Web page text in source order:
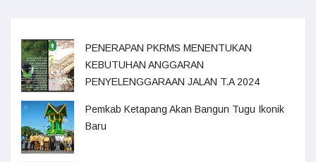
PENERAPAN PKRMS MENENTUKAN
KEBUTUHAN ANGGARAN
PENYELENGGARAAN JALAN T.A 2024
Pemkab Ketapang Akan Bangun Tugu Ikonik
Baru